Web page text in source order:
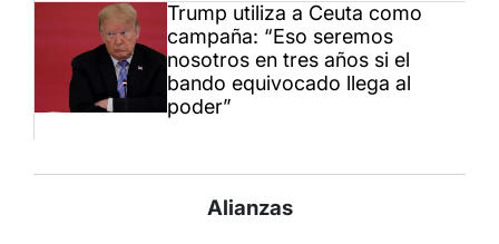
Trump utiliza a Ceuta como
campaña: “Eso seremos
nosotros en tres años si el
bando equivocado llega al
poder”
Alianzas